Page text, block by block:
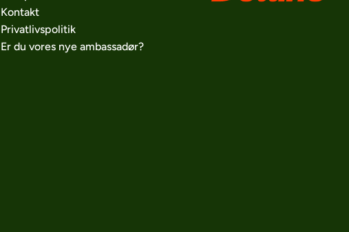
Kontakt
Privatlivspolitik
Er du vores nye ambassadør?